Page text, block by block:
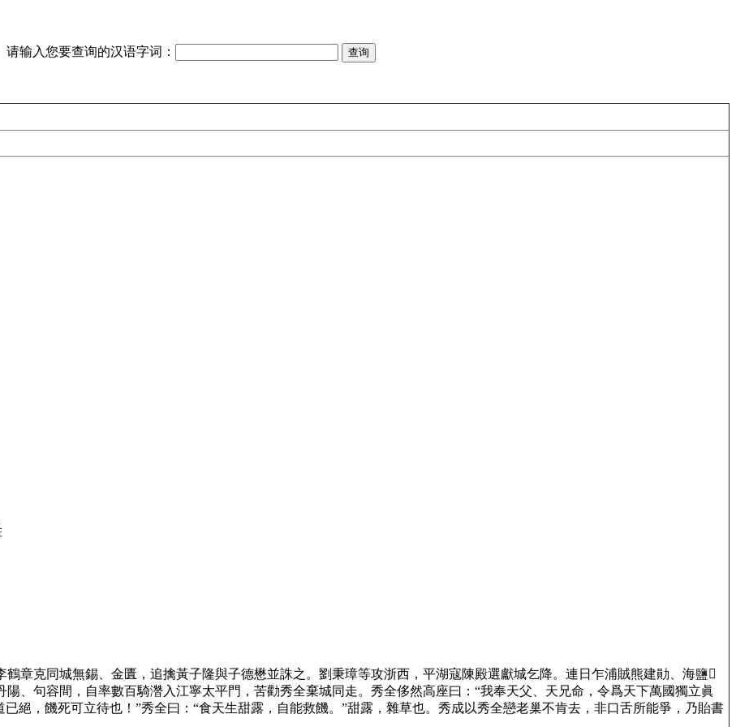
请输入您要查询的汉语字词：
章克同城無錫、金匱，追擒黃子隆與子德懋並誅之。劉秉璋等攻浙西，平湖寇陳殿選獻城乞降。連日乍浦賊熊建勛、海鹽𣹂
、句容間，自率數百騎濳入江寧太平門，苦勸秀全棄城同走。秀全侈然高座曰：“我奉天父、天兄命，令爲天下萬國獨立眞
絕，饑死可立待也！”秀全曰：“食天生甜露，自能救饑。”甜露，雜草也。秀成以秀全戀老巢不肯去，非口舌所能爭，乃貽書